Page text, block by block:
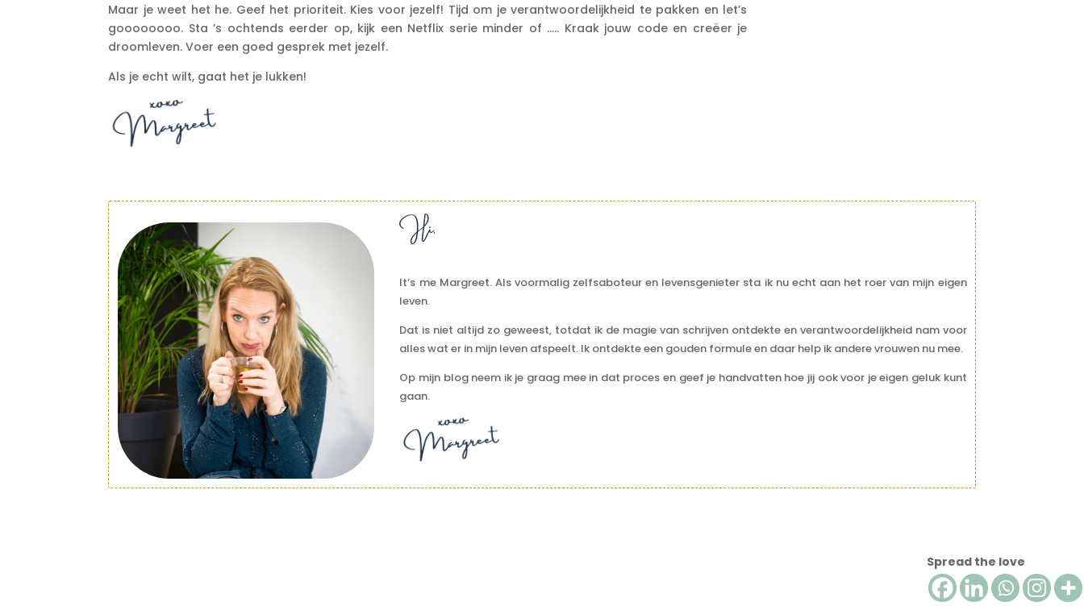
Maar je weet het he. Geef het prioriteit. Kies voor jezelf! Tijd om je verantwoordelijkheid te pakken en let’s
goooooooo. Sta ’s ochtends eerder op, kijk een Netflix serie minder of ….. Kraak jouw code en creëer je
droomleven. Voer een goed gesprek met jezelf.
Als je echt wilt, gaat het je lukken!
Hi,
It’s me Margreet. Als voormalig zelfsaboteur en levensgenieter sta ik nu echt aan het roer van mijn eigen
leven.
Dat is niet altijd zo geweest, totdat ik de magie van schrijven ontdekte en verantwoordelijkheid nam voor
alles wat er in mijn leven afspeelt. Ik ontdekte een gouden formule en daar help ik andere vrouwen nu mee.
Op mijn blog neem ik je graag mee in dat proces en geef je handvatten hoe jij ook voor je eigen geluk kunt
gaan.
Spread the love